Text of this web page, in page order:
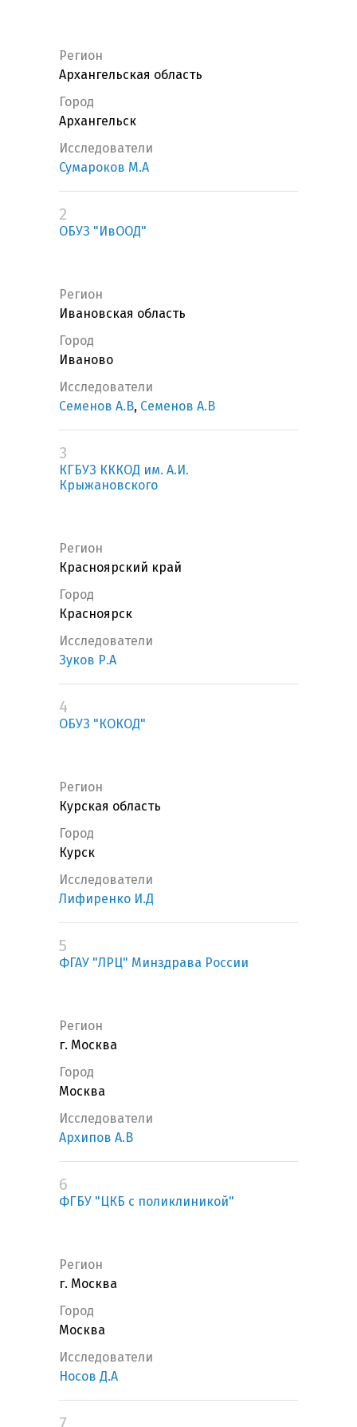
Регион
Архангельская область
Город
Архангельск
Исследователи
Сумароков М.А
2
ОБУЗ "ИвООД"
Регион
Ивановская область
Город
Иваново
Исследователи
Семенов А.В, Семенов А.В
3
КГБУЗ КККОД им. А.И.
Крыжановского
Регион
Красноярский край
Город
Красноярск
Исследователи
Зуков Р.А
4
ОБУЗ "КОКОД"
Регион
Курская область
Город
Курск
Исследователи
Лифиренко И.Д
5
ФГАУ "ЛРЦ" Минздрава России
Регион
г. Москва
Город
Москва
Исследователи
Архипов А.В
6
ФГБУ "ЦКБ с поликлиникой"
Регион
г. Москва
Город
Москва
Исследователи
Носов Д.А